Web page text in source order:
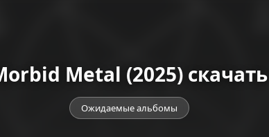
Metal (2025)
Ожидаемые альбомы